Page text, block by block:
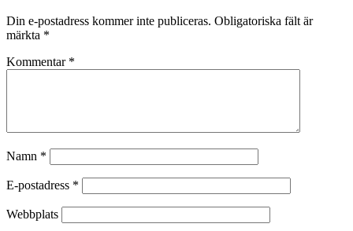
Din e-postadress kommer inte publiceras. Obligatoriska fält är
märkta *
Kommentar *
Namn *
E-postadress *
Webbplats